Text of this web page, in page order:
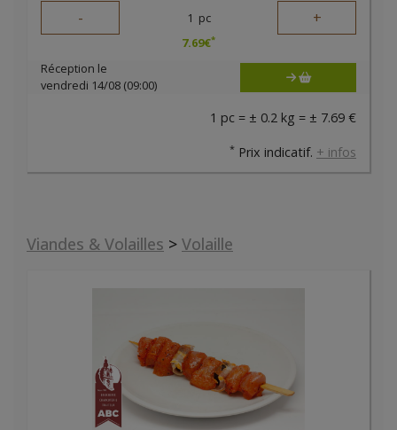
- 1 pc +
7.69€*
Réception le
vendredi 14/08 (09:00)
1 pc = ± 0.2 kg = ± 7.69 €
* Prix indicatif. + infos
Viandes & Volailles > Volaille